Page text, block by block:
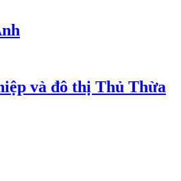
và đô thị Thủ Thừa